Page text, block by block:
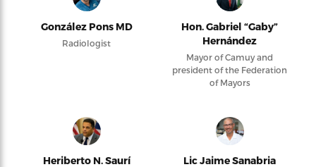
González Pons MD
Radiologist
Hon. Gabriel “Gaby”
Hernández
Mayor of Camuy and
president of the Federation
of Mayors
Heriberto N. Saurí Lic Jaime Sanabria